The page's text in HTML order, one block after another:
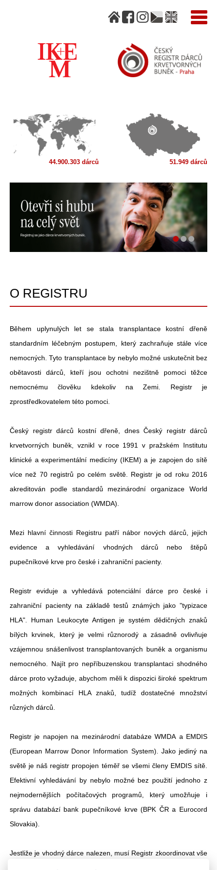
44.900.303 dárců 51.949 dárců
O REGISTRU
Během uplynulých let se stala transplantace kostní dřeně
standardním léčebným postupem, který zachraňuje stále více
nemocných. Tyto transplantace by nebylo možné uskutečnit bez
obětavosti dárců, kteří jsou ochotni nezištně pomoci těžce
nemocnému člověku kdekoliv na Zemi. Registr je
zprostředkovatelem této pomoci.
Český registr dárců kostní dřeně, dnes Český registr dárců
krvetvorných buněk, vznikl v roce 1991 v pražském Institutu
klinické a experimentální medicíny (IKEM) a je zapojen do sítě
více než 70 registrů po celém světě. Registr je od roku 2016
akreditován podle standardů mezinárodní organizace World
marrow donor association (WMDA).
Mezi hlavní činnosti Registru patří nábor nových dárců, jejich
evidence a vyhledávání vhodných dárců nebo štěpů
pupečníkové krve pro české i zahraniční pacienty.
Registr eviduje a vyhledává potenciální dárce pro české i
zahraniční pacienty na základě testů známých jako "typizace
HLA". Human Leukocyte Antigen je systém dědičných znaků
bílých krvinek, který je velmi různorodý a zásadně ovlivňuje
vzájemnou snášenlivost transplantovaných buněk a organismu
nemocného. Najít pro nepříbuzenskou transplantaci shodného
dárce proto vyžaduje, abychom měli k dispozici široké spektrum
možných kombinací HLA znaků, tudíž dostatečné množství
různých dárců.
Registr je napojen na mezinárodní databáze WMDA a EMDIS
(European Marrow Donor Information System). Jako jediný na
světě je náš registr propojen téměř se všemi členy EMDIS sítě.
Efektivní vyhledávání by nebylo možné bez použití jednoho z
nejmodernějších počítačových programů, který umožňuje i
správu databází bank pupečníkové krve (BPK ČR a Eurocord
Slovakia).
Jestliže je vhodný dárce nalezen, musí Registr zkoordinovat vše